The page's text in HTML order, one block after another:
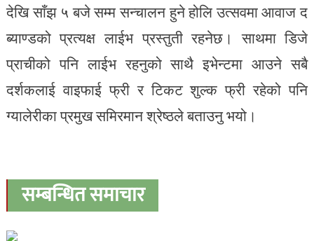
देखि साँझ ५ बजे सम्म सन्चालन हुने होलि उत्सवमा आवाज द
ब्याण्डको प्रत्यक्ष लाईभ प्रस्तुती रहनेछ। साथमा डिजे
प्राचीको पनि लाईभ रहनुको साथै इभेन्टमा आउने सबै
दर्शकलाई वाइफाई फ्री र टिकट शुल्क फ्री रहेको पनि
ग्यालेरीका प्रमुख समिरमान श्रेष्ठले बताउनु भयो।
सम्बन्धित समाचार